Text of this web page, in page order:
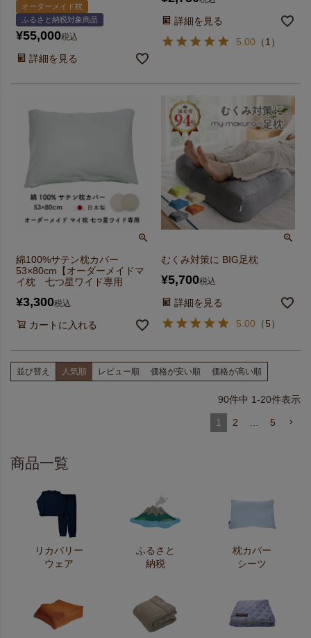
オーダーメイド枕
ふるさと納税対象商品
¥55,000税込
詳細を見る
詳細を見る
5.00 （1 ）
綿100%サテン枕カバー
53×80cm【オーダーメイドマ
イ枕 七つ星ワイド専用
¥3,300税込
カートに入れる
むくみ対策に BIG足枕
¥5,700税込
詳細を見る
5.00 （5）
並び替え 人気順 レビュー順 価格が安い順 価格が高い順
90件中 1-20件表示
1 2 5
商品一覧
リカバリー
ウェア
ふるさと
納税
枕カバー
シーツ